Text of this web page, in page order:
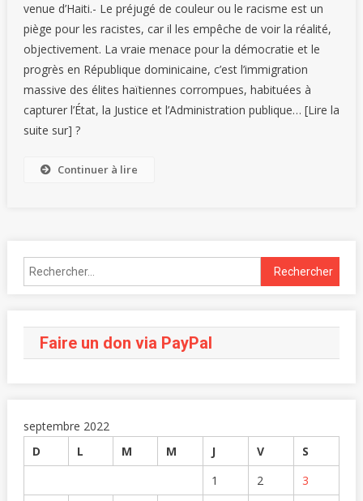
venue d’Haiti.- Le préjugé de couleur ou le racisme est un
piège pour les racistes, car il les empêche de voir la réalité,
objectivement. La vraie menace pour la démocratie et le
progrès en République dominicaine, c’est l’immigration
massive des élites haïtiennes corrompues, habituées à
capturer l’État, la Justice et l’Administration publique… [Lire la
suite sur] ?
Continuer à lire
Faire un don via PayPal
septembre 2022
D
L M M J V
S
1
2
3